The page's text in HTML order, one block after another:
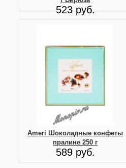
523 руб.
Ameri Шоколадные конфеты
пралине 250 г
589 руб.